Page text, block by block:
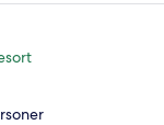
og sengetøy